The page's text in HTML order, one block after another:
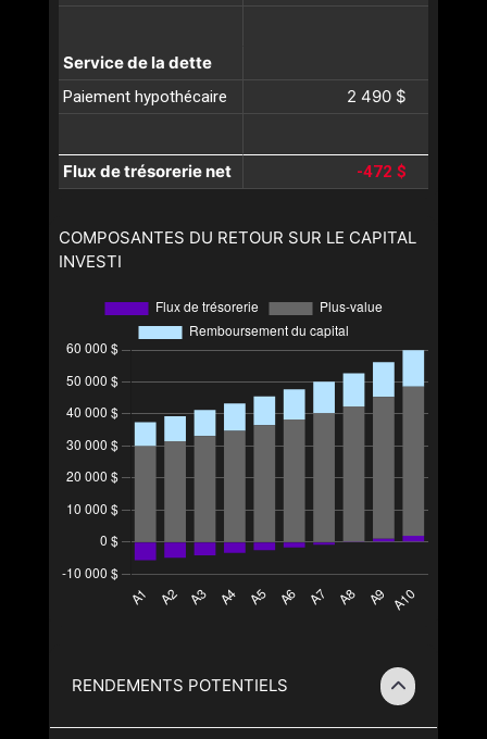
Service de la dette
Paiement hypothécaire 2 490 $
Flux de trésorerie net -472 $
COMPOSANTES DU RETOUR SUR LE CAPITAL
INVESTI
RENDEMENTS POTENTIELS